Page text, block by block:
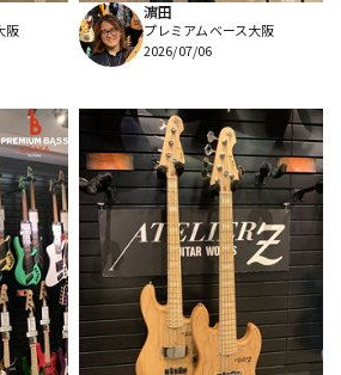
阪
濵田
プレミアムベース大阪
2026/07/06